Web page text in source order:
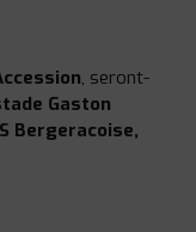
, seront-
Gaston
Bergeracoise,